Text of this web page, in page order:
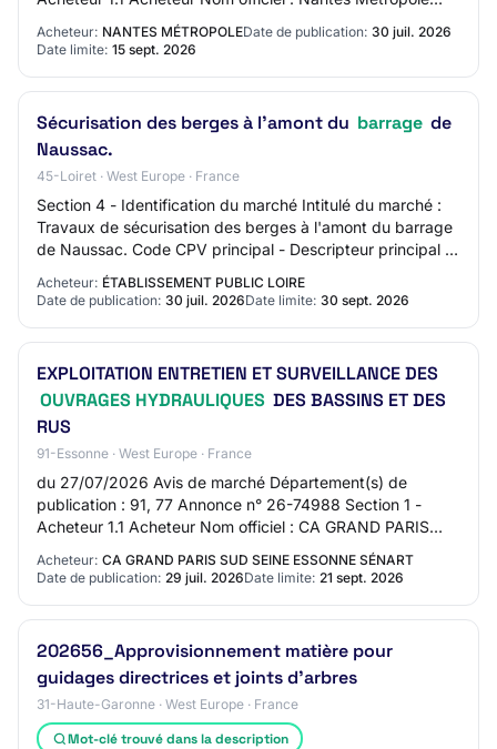
Forme juridique de l’acheteur : Autorité lo…
Acheteur: NANTES MÉTROPOLEDate de publication: 30 juil. 2026
Date limite: 15 sept. 2026
Sécurisation des berges à l'amont du barrage de
Naussac.
45-Loiret · West Europe · France
Section 4 - Identification du marché Intitulé du marché :
Travaux de sécurisation des berges à l'amont du barrage
de Naussac. Code CPV principal - Descripteur principal :
45246200 Type de marché : Tr…
Acheteur: ÉTABLISSEMENT PUBLIC LOIRE
Date de publication: 30 juil. 2026Date limite: 30 sept. 2026
EXPLOITATION ENTRETIEN ET SURVEILLANCE DES
OUVRAGES HYDRAULIQUES DES BASSINS ET DES
RUS
91-Essonne · West Europe · France
du 27/07/2026 Avis de marché Département(s) de
publication : 91, 77 Annonce n° 26-74988 Section 1 -
Acheteur 1.1 Acheteur Nom officiel : CA GRAND PARIS
SUD SEINE ESSONNE SENART Forme juridique de l’a…
Acheteur: CA GRAND PARIS SUD SEINE ESSONNE SÉNART
Date de publication: 29 juil. 2026Date limite: 21 sept. 2026
202656_Approvisionnement matière pour
guidages directrices et joints d'arbres
31-Haute-Garonne · West Europe · France
Mot-clé trouvé dans la description